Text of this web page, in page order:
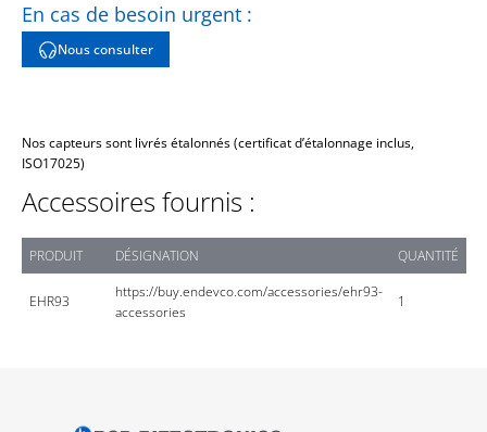
En cas de besoin urgent :
Nous consulter
Nos capteurs sont livrés étalonnés (certificat d’étalonnage inclus,
ISO17025)
Accessoires fournis :
PRODUIT DÉSIGNATION QUANTITÉ
EHR93
https://buy.endevco.com/accessories/ehr93-
accessories
1